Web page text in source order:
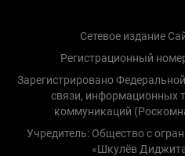
Сетевое издание
Регистрационный
Зарегистрировано
связи, информационных
коммуникаций
Учредитель: Общество с
«Шкулёв